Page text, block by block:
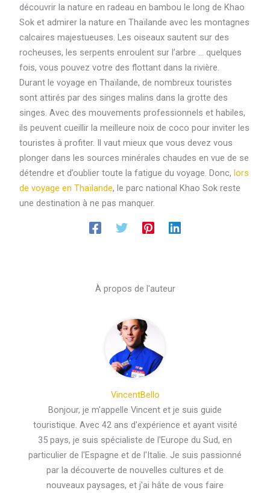
découvrir la nature en radeau en bambou le long de Khao
Sok et admirer la nature en Thaïlande avec les montagnes
calcaires majestueuses. Les oiseaux sautent sur des
rocheuses, les serpents enroulent sur l’arbre … quelques
fois, vous pouvez votre des flottant dans la rivière.
Durant le voyage en Thaïlande, de nombreux touristes
sont attirés par des singes malins dans la grotte des
singes. Avec des mouvements professionnels et habiles,
ils peuvent cueillir la meilleure noix de coco pour inviter les
touristes à profiter. Il vaut mieux que vous devez vous
plonger dans les sources minérales chaudes en vue de se
détendre et d’oublier toute la fatigue du voyage. Donc, lors
de voyage en Thaïlande, le parc national Khao Sok reste
une destination à ne pas manquer.
À propos de l'auteur
VincentBello
Bonjour, je m'appelle Vincent et je suis guide
touristique. Avec 42 ans d'expérience et ayant visité
35 pays, je suis spécialiste de l'Europe du Sud, en
particulier de l'Espagne et de l'Italie. Je suis passionné
par la découverte de nouvelles cultures et de
nouveaux paysages, et j'ai hâte de vous faire